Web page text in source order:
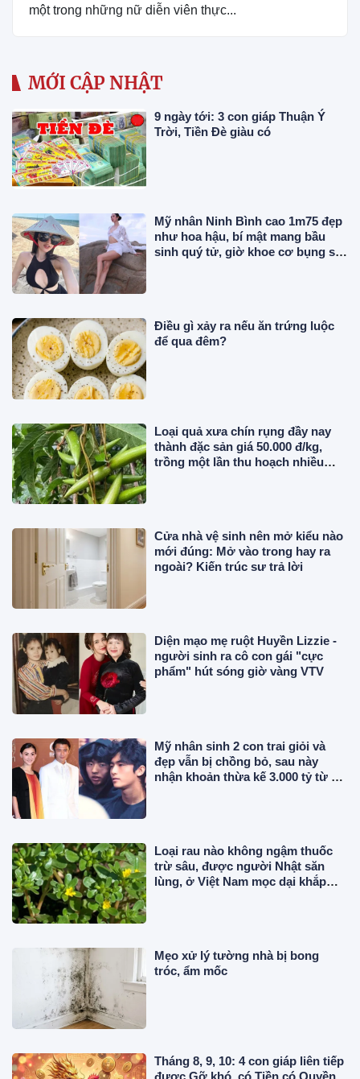
một trong những nữ diễn viên thực...
MỚI CẬP NHẬT
9 ngày tới: 3 con giáp Thuận Ý
Trời, Tiền Đè giàu có
Mỹ nhân Ninh Bình cao 1m75 đẹp
như hoa hậu, bí mật mang bầu
sinh quý tử, giờ khoe cơ bụng số
Điều gì xảy ra nếu ăn trứng luộc
để qua đêm?
Loại quả xưa chín rụng đầy nay
thành đặc sản giá 50.000 đ/kg,
trồng một lần thu hoạch nhiều
Cửa nhà vệ sinh nên mở kiểu nào
mới đúng: Mở vào trong hay ra
ngoài? Kiến trúc sư trả lời
Diện mạo mẹ ruột Huyền Lizzie -
người sinh ra cô con gái "cực
phẩm" hút sóng giờ vàng VTV
Mỹ nhân sinh 2 con trai giỏi và
đẹp vẫn bị chồng bỏ, sau này
nhận khoản thừa kế 3.000 tỷ từ bố
Loại rau nào không ngậm thuốc
trừ sâu, được người Nhật săn
lùng, ở Việt Nam mọc dại khắp
Mẹo xử lý tường nhà bị bong
tróc, ẩm mốc
Tháng 8, 9, 10: 4 con giáp liên tiếp
được Gỡ khó, có Tiền có Quyền